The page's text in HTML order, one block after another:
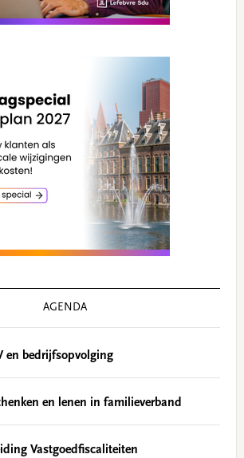
AGENDA
en bedrijfsopvolging
en lenen in familieverband
Vastgoedfiscaliteiten